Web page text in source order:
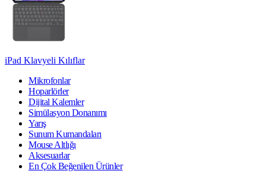
iPad Klavyeli Kılıflar
Mikrofonlar
Hoparlörler
Dijital Kalemler
Simülasyon Donanımı
Yarış
Sunum Kumandaları
Mouse Altlığı
Aksesuarlar
En Çok Beğenilen Ürünler